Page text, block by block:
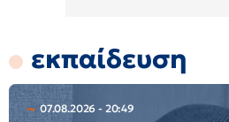
εκπαίδευση
07.08.2026 - 20:49